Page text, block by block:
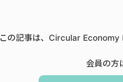
この記事は、Circular Economy
会員の方